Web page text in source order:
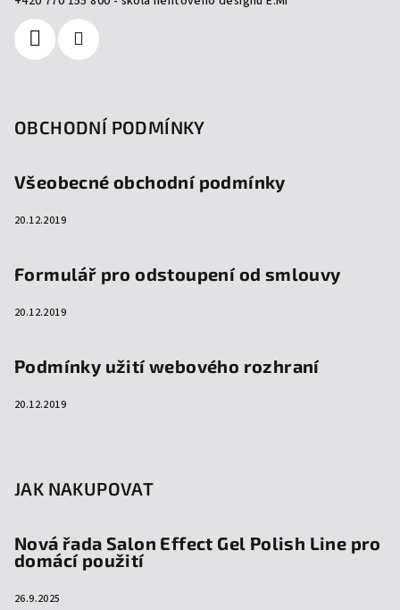
OBCHODNÍ PODMÍNKY
Všeobecné obchodní podmínky
20.12.2019
Formulář pro odstoupení od smlouvy
20.12.2019
Podmínky užití webového rozhraní
20.12.2019
JAK NAKUPOVAT
Nová řada Salon Effect Gel Polish Line pro
domácí použití
26.9.2025